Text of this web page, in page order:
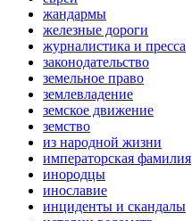
жандармы
железные дороги
журналистика и пресса
законодательство
земельное право
землевладение
земское движение
земство
из народной жизни
императорская фамилия
инородцы
инославие
инциденты и скандалы